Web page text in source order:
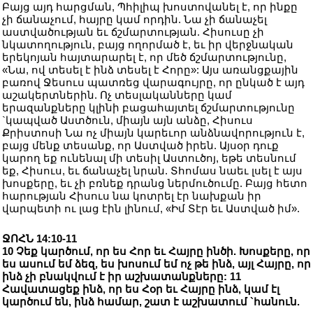
Բայց այդ հարցման, Պհիլիպ խոստովանել է, որ ինքը
չի ճանաչում, հայրը կամ որդին. Նա չի ճանաչել
աստվածության եւ ճշմարտության. Հիսուսը չի
նկատողություն, բայց ողորմած է, եւ իր վերջնական
երեկոյան հայտարարել է, որ մեծ ճշմարտությունը,
«Նա, ով տեսել է ինձ տեսել է Հորը»: Այս առանցքային
բառով Ջեսուս պատռեց վարագույրը, որ ընկած է այդ
աշակերտներին. Ոչ տեսլականները կամ
երազանքները կլինի բացահայտել ճշմարտությունը
`կապված Աստծուն, միայն այն անձը, Հիսուս
Քրիստոսի Նա ոչ միայն կարեւոր անձնավորություն է,
բայց մենք տեսանք, որ Աստված իրեն. Այսօր դուք
կարող եք ունենալ մի տեսիլ Աստուծոյ, եթե տեսնում
եք, Հիսուս, եւ ճանաչել նրան. Տհոմաս նաեւ լսել է այս
խոսքերը, եւ չի բռնեք դրանց ներմուծումը. Բայց հետո
հարության Հիսուս նա կոտրել էր նախքան իր
վարպետի ու լաց էին լինում, «Իմ Տէր եւ Աստված իմ».
ՋՈՀՆ 14:10-11
10 Չեք կարծում, որ ես Հոր եւ Հայրը ինծի. Խոսքերը, որ
ես ասում եմ ձեզ, ես խոսում եմ ոչ թե ինձ, այլ Հայրը, որ
ինձ չի բնակվում է իր աշխատանքները: 11
Հավատացեք ինձ, որ ես Հօր եւ Հայրը ինձ, կամ էլ
կարծում են, ինձ համար, շատ է աշխատում `հանուն.